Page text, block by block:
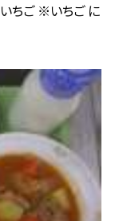
ちご ※いちご に